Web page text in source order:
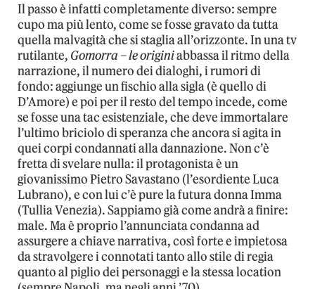
Il passo è infatti completamente diverso: sempre
cupo ma più lento, come se fosse gravato da tutta
quella malvagità che si staglia all’orizzonte. In una tv
rutilante, Gomorra – le originiabbassa il ritmo della
narrazione, il numero dei dialoghi, i rumori di
fondo: aggiunge un fischio alla sigla (è quello di
D’Amore) e poi per il resto del tempo incede, come
se fosse una tac esistenziale, che deve immortalare
l’ultimo briciolo di speranza che ancora si agita in
quei corpi condannati alla dannazione. Non c’è
fretta di svelare nulla: il protagonista è un
giovanissimo Pietro Savastano (l’esordiente Luca
Lubrano), e con lui c’è pure la futura donna Imma
(Tullia Venezia). Sappiamo già come andrà a finire:
male. Ma è proprio l’annunciata condanna ad
assurgere a chiave narrativa, così forte e impietosa
da stravolgere i connotati tanto allo stile di regia
quanto al piglio dei personaggi e la stessa location